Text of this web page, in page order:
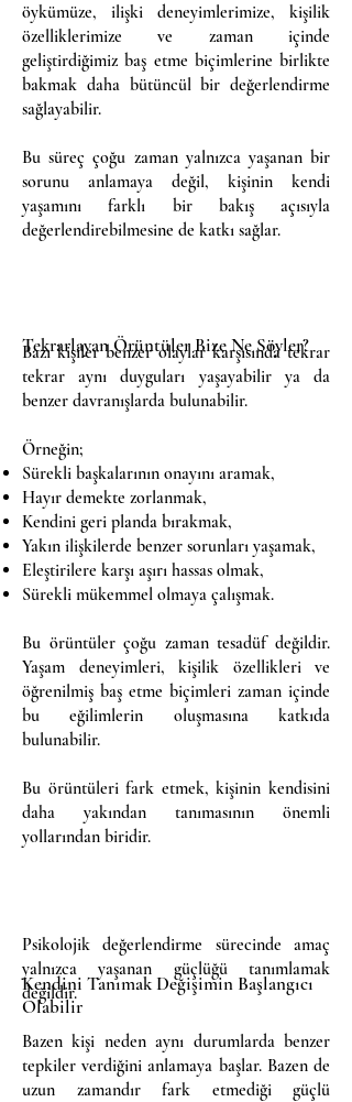
öykümüze, ilişki deneyimlerimize, kişilik
özelliklerimize ve zaman içinde
geliştirdiğimiz baş etme biçimlerine birlikte
bakmak daha bütüncül bir değerlendirme
sağlayabilir.
Bu süreç çoğu zaman yalnızca yaşanan bir
sorunu anlamaya değil, kişinin kendi
yaşamını farklı bir bakış açısıyla
değerlendirebilmesine de katkı sağlar.
Bazı kişiler benzer olaylar karşısında tekrar
tekrar aynı duyguları yaşayabilir ya da
benzer davranışlarda bulunabilir.
Örneğin;
Sürekli başkalarının onayını aramak,
Hayır demekte zorlanmak,
Kendini geri planda bırakmak,
Yakın ilişkilerde benzer sorunları yaşamak,
Eleştirilere karşı aşırı hassas olmak,
Sürekli mükemmel olmaya çalışmak.
Bu örüntüler çoğu zaman tesadüf değildir.
Yaşam deneyimleri, kişilik özellikleri ve
öğrenilmiş baş etme biçimleri zaman içinde
bu eğilimlerin oluşmasına katkıda
bulunabilir.
Bu örüntüleri fark etmek, kişinin kendisini
daha yakından tanımasının önemli
yollarından biridir.
Psikolojik değerlendirme sürecinde amaç
yalnızca yaşanan güçlüğü tanımlamak
değildir.
Bazen kişi neden aynı durumlarda benzer
tepkiler verdiğini anlamaya başlar. Bazen de
uzun zamandır fark etmediği güçlü
Tekrarlayan Örüntüler Bize Ne Söyler?
Kendini Tanımak Değişimin Başlangıcı
Olabilir